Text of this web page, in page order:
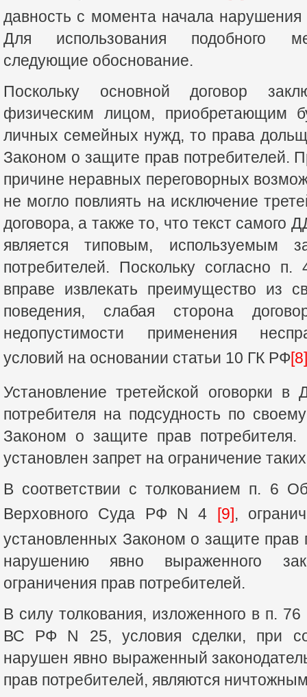
давность с момента начала нарушения
Для использования подобного
следующие обоснование.
Поскольку основной договор
физическим лицом, приобретающим
личных семейных нужд, то права
Законом о защите прав потребителей.
причине неравных переговорных
не могло повлиять на исключение
договора, а также то, что текст самого
является типовым, используемым
потребителей. Поскольку согласно
вправе извлекать преимущество из
поведения, слабая сторона
недопустимости применения
условий на основании статьи 10 ГК РФ[8]
Установление третейской оговорки в
потребителя на подсудность по
Законом о защите прав
установлен запрет на ограничение
В соответствии с толкованием п. 6
Верховного Суда РФ N 4 [9],
установленных Законом о защите прав
нарушению явно выраженного
ограничения прав потребителей.
В силу толкования, изложенного в п.
ВС РФ N 25, условия сделки, при
нарушен явно выраженный
прав потребителей, являются